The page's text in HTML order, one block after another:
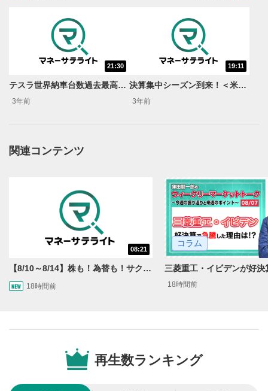
動画再生エリアにマウスを乗せると表示されます。
動画を再生または一時停止します。
10秒戻し/10秒送り
10秒、動画を巻き戻し/早送りします。
再生位置を示しています。再生したい位置をクリック
するとその位置から動画が再生されます。
スライダーを上下すると音量が調整できます。
8
全画面表示
21:30
テスラ世界納車台数過去最高に！＜米国市場の気になるニュースをお届け！米国株週刊アップデート＞
3年前
19:11
決算集中シーズン到来！＜米国市場の気になるニュースをお届け！米国株週刊アップデート＞
3年前
関連コンテンツ
08:21
【8/10～8/14】株も！為替も！サクッと！来週のマーケット見通し＜Next View＞
18時間前
コラム
18時間前
再生数ランキング